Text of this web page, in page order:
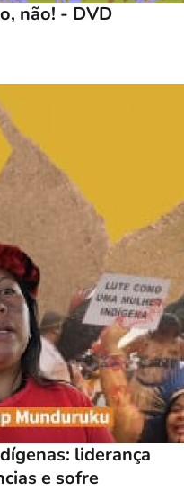
não! - DVD
liderança
e sofre